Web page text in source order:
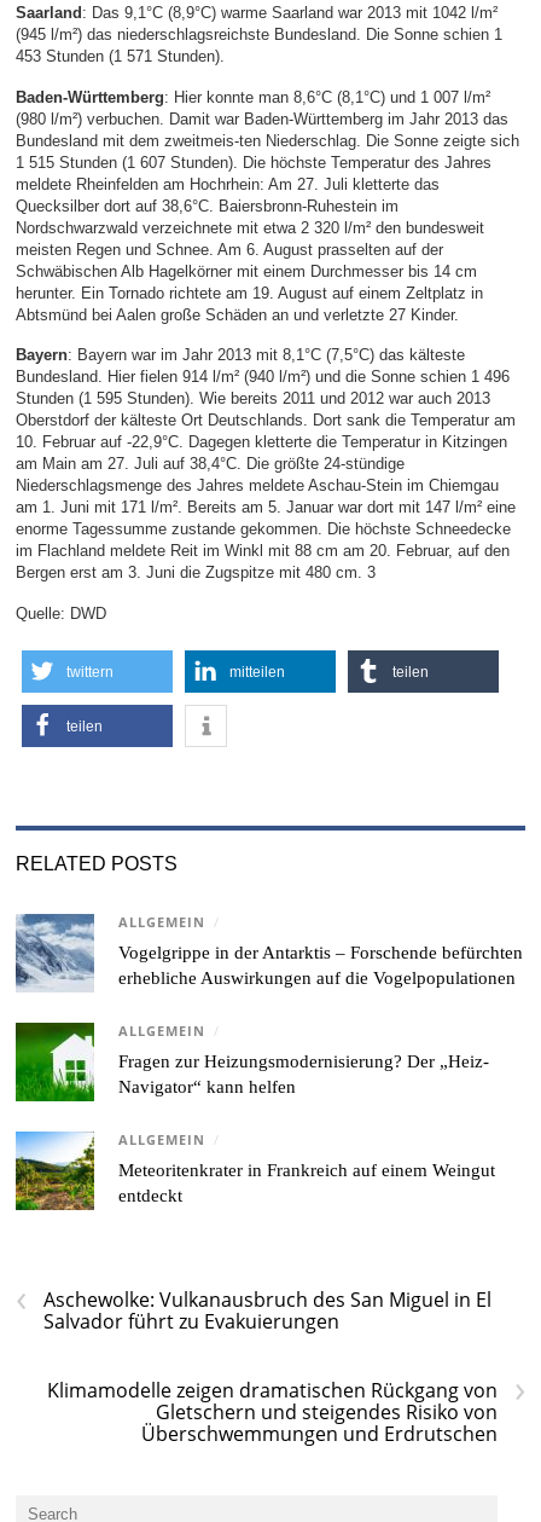
Saarland : Das 9,1°C (8,9°C) warme Saarland war 2013 mit 1042 l/m²
(945 l/m²) das niederschlagsreichste Bundesland. Die Sonne schien 1
453 Stunden (1 571 Stunden).
Baden-Württemberg: Hier konnte man 8,6°C (8,1°C) und 1 007 l/m²
(980 l/m²) verbuchen. Damit war Baden-Württemberg im Jahr 2013 das
Bundesland mit dem zweitmeis-ten Niederschlag. Die Sonne zeigte sich
1 515 Stunden (1 607 Stunden). Die höchste Temperatur des Jahres
meldete Rheinfelden am Hochrhein: Am 27. Juli kletterte das
Quecksilber dort auf 38,6°C. Baiersbronn-Ruhestein im
Nordschwarzwald verzeichnete mit etwa 2 320 l/m² den bundesweit
meisten Regen und Schnee. Am 6. August prasselten auf der
Schwäbischen Alb Hagelkörner mit einem Durchmesser bis 14 cm
herunter. Ein Tornado richtete am 19. August auf einem Zeltplatz in
Abtsmünd bei Aalen große Schäden an und verletzte 27 Kinder.
Bayern: Bayern war im Jahr 2013 mit 8,1°C (7,5°C) das kälteste
Bundesland. Hier fielen 914 l/m² (940 l/m²) und die Sonne schien 1 496
Stunden (1 595 Stunden). Wie bereits 2011 und 2012 war auch 2013
Oberstdorf der kälteste Ort Deutschlands. Dort sank die Temperatur am
10. Februar auf -22,9°C. Dagegen kletterte die Temperatur in Kitzingen
am Main am 27. Juli auf 38,4°C. Die größte 24-stündige
Niederschlagsmenge des Jahres meldete Aschau-Stein im Chiemgau
am 1. Juni mit 171 l/m². Bereits am 5. Januar war dort mit 147 l/m² eine
enorme Tagessumme zustande gekommen. Die höchste Schneedecke
im Flachland meldete Reit im Winkl mit 88 cm am 20. Februar, auf den
Bergen erst am 3. Juni die Zugspitze mit 480 cm. 3
Quelle: DWD
twittern mitteilen teilen
teilen
RELATED POSTS
ALLGEMEIN /
Vogelgrippe in der Antarktis – Forschende befürchten
erhebliche Auswirkungen auf die Vogelpopulationen
ALLGEMEIN /
Fragen zur Heizungsmodernisierung? Der „Heiz-
Navigator“ kann helfen
ALLGEMEIN /
Meteoritenkrater in Frankreich auf einem Weingut
entdeckt
‹
Aschewolke: Vulkanausbruch des San Miguel in El
Salvador führt zu Evakuierungen
›
Klimamodelle zeigen dramatischen Rückgang von
Gletschern und steigendes Risiko von
Überschwemmungen und Erdrutschen